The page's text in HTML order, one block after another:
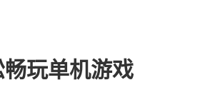
玩单机游戏